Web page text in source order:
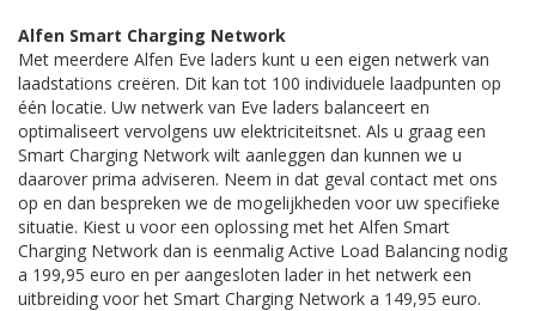
Alfen Smart Charging Network
Met meerdere Alfen Eve laders kunt u een eigen netwerk van
laadstations creëren. Dit kan tot 100 individuele laadpunten op
één locatie. Uw netwerk van Eve laders balanceert en
optimaliseert vervolgens uw elektriciteitsnet. Als u graag een
Smart Charging Network wilt aanleggen dan kunnen we u
daarover prima adviseren. Neem in dat geval contact met ons
op en dan bespreken we de mogelijkheden voor uw specifieke
situatie. Kiest u voor een oplossing met het Alfen Smart
Charging Network dan is eenmalig Active Load Balancing nodig
a 199,95 euro en per aangesloten lader in het netwerk een
uitbreiding voor het Smart Charging Network a 149,95 euro.